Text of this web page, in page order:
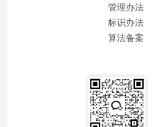
管理办法
标识办法
算法备案